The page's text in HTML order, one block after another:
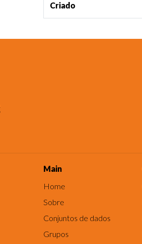
Criado
Main
Home
Sobre
Conjuntos de dados
Grupos